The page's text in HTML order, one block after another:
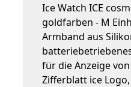
Ice Watch ICE
goldfarben - M
Armband aus
für die Anzeige
Zifferblatt ice